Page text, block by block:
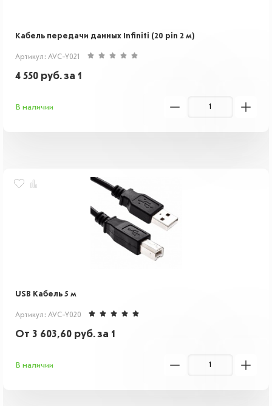
Кабель передачи данных Infiniti (20 pin 2 м)
Артикул: AVC-Y021
4 550 руб.за 1
В наличии
USB Кабель 5 м
Артикул: AVC-Y020
От 3 603,60 руб.за 1
В наличии